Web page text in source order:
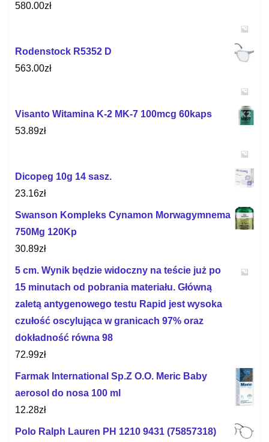
580.00zł
Rodenstock R5352 D
563.00zł
Visanto Witamina K-2 MK-7 100mcg 60kaps
53.89zł
Dicopeg 10g 14 sasz.
23.16zł
Swanson Kompleks Cynamon Morwagymnema
750Mg 120Kp
30.89zł
5 cm. Wynik będzie widoczny na teście już po
15 minutach od pobrania materiału. Główną
zaletą antygenowego testu Rapid jest wysoka
czułość oscylująca w granicach 97% oraz
dokładność równa 98
72.99zł
Farmak International Sp.Z O.O. Meric Baby
aerosol do nosa 100 ml
12.28zł
Polo Ralph Lauren PH 1210 9431 (75857318)